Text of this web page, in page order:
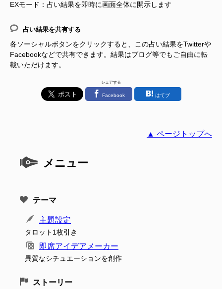
EXモード：占い結果を即時に画面全体に開示します
占い結果を共有する
各ソーシャルボタンをクリックすると、この占い結果をTwitterや
Facebookなどで共有できます。結果はブログ等でもご自由に転
載いただけます。
シェアする
Facebook はてブ
▲ ページトップへ
メニュー
テーマ
主題設定
タロット1枚引き
即席アイデアメーカー
異質なシチュエーションを創作
ストーリー